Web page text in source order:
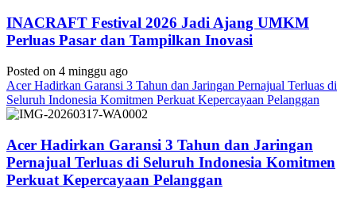
INACRAFT Festival 2026 Jadi Ajang UMKM
Perluas Pasar dan Tampilkan Inovasi
Posted on 4 minggu ago
Acer Hadirkan Garansi 3 Tahun dan Jaringan Pernajual Terluas di
Seluruh Indonesia Komitmen Perkuat Kepercayaan Pelanggan
Acer Hadirkan Garansi 3 Tahun dan Jaringan
Pernajual Terluas di Seluruh Indonesia Komitmen
Perkuat Kepercayaan Pelanggan